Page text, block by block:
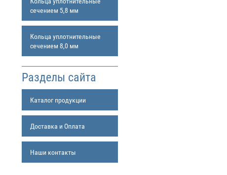
сечением 5,8 мм
Кольца уплотнительные
сечением 8,0 мм
Разделы сайта
Каталог продукции
Доставка и Оплата
Наши контакты